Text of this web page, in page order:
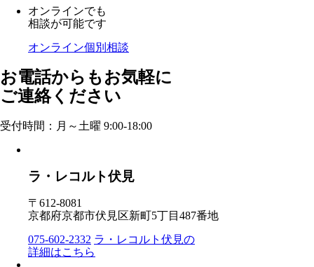
オンラインでも
相談が可能です
オンライン個別相談
お電話からもお気軽に
ご連絡ください
受付時間：月～土曜 9:00-18:00
ラ・レコルト伏見
〒612-8081
京都府京都市伏見区新町5丁目487番地
075-602-2332 ラ・レコルト伏見の
詳細はこちら